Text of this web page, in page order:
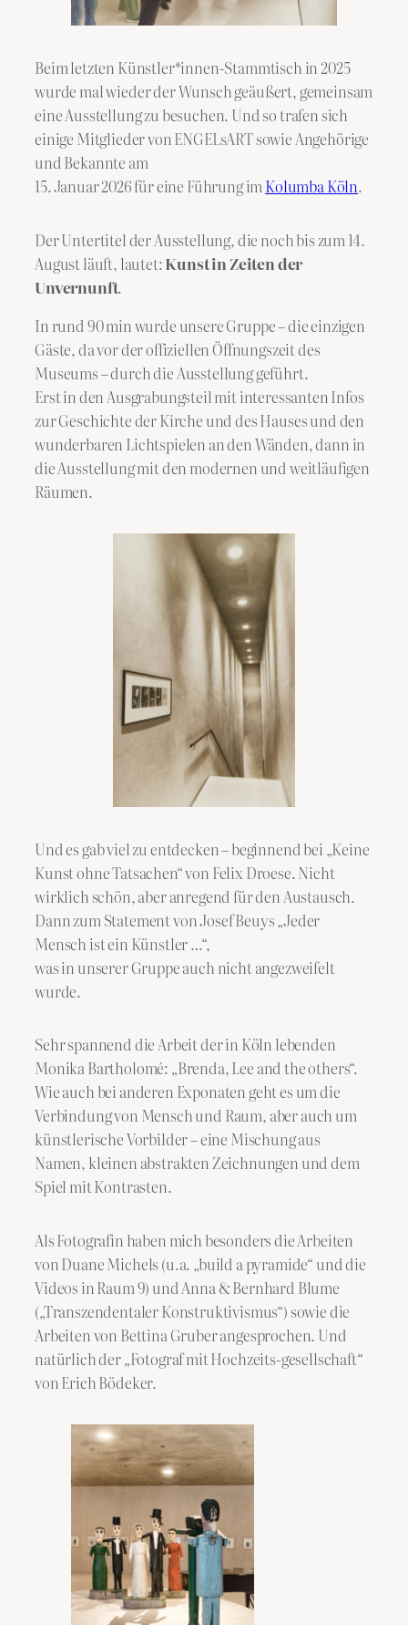
Beim letzten Künstler*innen-Stammtisch in 2025
wurde mal wieder der Wunsch geäußert, gemeinsam
eine Ausstellung zu besuchen. Und so trafen sich
einige Mitglieder von ENGELsART sowie Angehörige
und Bekannte am
15. Januar 2026 für eine Führung imKolumba Köln.
Der Untertitel der Ausstellung, die noch bis zum 14.
August läuft, lautet:Kunst in Zeiten der
Unvernunft.
In rund 90 min wurde unsere Gruppe – die einzigen
Gäste, da vor der offiziellen Öffnungszeit des
Museums – durch die Ausstellung geführt.
Erst in den Ausgrabungsteil mit interessanten Infos
zur Geschichte der Kirche und des Hauses und den
wunderbaren Lichtspielen an den Wänden, dann in
die Ausstellung mit den modernen und weitläufigen
Räumen.
Und es gab viel zu entdecken – beginnend bei „Keine
Kunst ohne Tatsachen“ von Felix Droese. Nicht
wirklich schön, aber anregend für den Austausch.
Dann zum Statement von Josef Beuys „Jeder
Mensch ist ein Künstler …“,
was in unserer Gruppe auch nicht angezweifelt
wurde.
Sehr spannend die Arbeit der in Köln lebenden
Monika Bartholomé: „Brenda, Lee and the others“.
Wie auch bei anderen Exponaten geht es um die
Verbindung von Mensch und Raum, aber auch um
künstlerische Vorbilder – eine Mischung aus
Namen, kleinen abstrakten Zeichnungen und dem
Spiel mit Kontrasten.
Als Fotografin haben mich besonders die Arbeiten
von Duane Michels (u.a. „build a pyramide“ und die
Videos in Raum 9) und Anna & Bernhard Blume
(„Transzendentaler Konstruktivismus“) sowie die
Arbeiten von Bettina Gruber angesprochen. Und
natürlich der „Fotograf mit Hochzeits-gesellschaft“
von Erich Bödeker.